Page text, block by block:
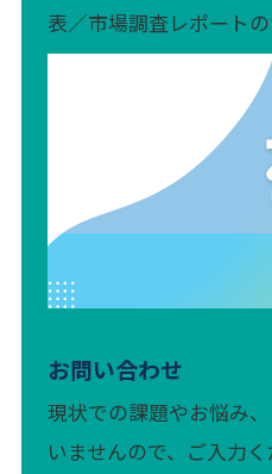
表／市場調査レポート
お問い合わせ
現状での課題やお悩み
いませんので、ご入力